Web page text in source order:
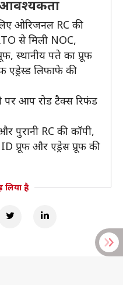
आवश्यकता
ओरिजनल RC की
से मिली NOC,
स्थानीय पते का प्रूफ
लिफाफे की
पर आप रोड टैक्स रिफंड
पुरानी RC की कॉपी,
प्रूफ और एड्रेस प्रूफ की
है